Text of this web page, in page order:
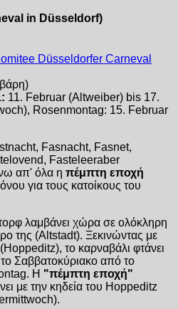
in Düsseldorf)
Düsseldorfer Carneval
11. Februar (Altweiber) bis 17.
Rosenmontag: 15. Februar
Fasnacht, Fasnet,
Fasteleeraber
απ' όλα η πέμπτη εποχή
για τους κατοίκους του
λαμβάνει χώρα σε ολόκληρη
της (Altstadt). Ξεκινώντας με
το καρναβάλι φτάνει
Σαββατοκύριακο από το
Η "πέμπτη εποχή"
με την κηδεία του Hoppeditz